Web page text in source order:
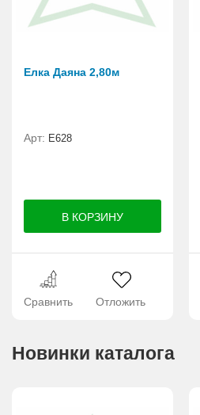
Елка Даяна 2,80м
Арт: E628
Сравнить Отложить
Новинки каталога